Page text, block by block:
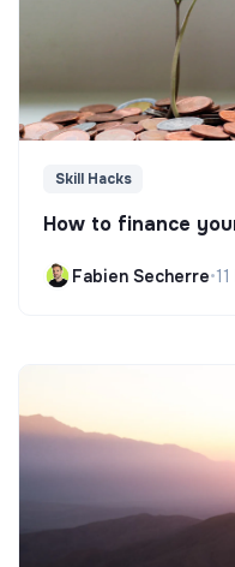
Skill Hacks
How to finance
Fabien Secherre•